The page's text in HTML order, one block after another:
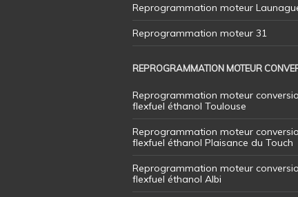
Reprogrammation moteur
Reprogrammation moteur 31
REPROGRAMMATION MOTEUR
Reprogrammation moteur
flexfuel éthanol Toulouse
Reprogrammation moteur
flexfuel éthanol Plaisance du Touch
Reprogrammation moteur
flexfuel éthanol Albi